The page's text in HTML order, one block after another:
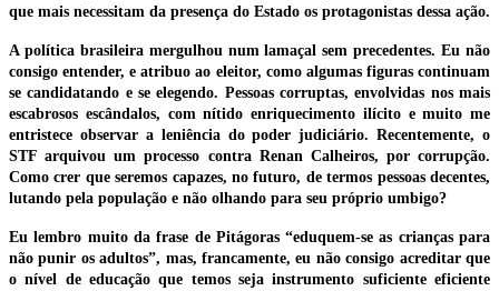
que mais necessitam da presença do Estado os protagonistas dessa ação.
A política brasileira mergulhou num lamaçal sem precedentes. Eu não
consigo entender, e atribuo ao eleitor, como algumas figuras continuam
se candidatando e se elegendo. Pessoas corruptas, envolvidas nos mais
escabrosos escândalos, com nítido enriquecimento ilícito e muito me
entristece observar a leniência do poder judiciário. Recentemente, o
STF arquivou um processo contra Renan Calheiros, por corrupção.
Como crer que seremos capazes, no futuro, de termos pessoas decentes,
lutando pela população e não olhando para seu próprio umbigo?
Eu lembro muito da frase de Pitágoras “eduquem-se as crianças para
não punir os adultos”, mas, francamente, eu não consigo acreditar que
o nível de educação que temos seja instrumento suficiente eficiente